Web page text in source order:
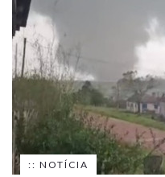
:: NOTÍCIA